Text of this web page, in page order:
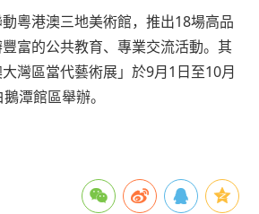
港澳三地美術館，推出18場高品
富的公共教育、專業交流活動。其
灣區當代藝術展」於9月1日至10月
潭館區舉辦。